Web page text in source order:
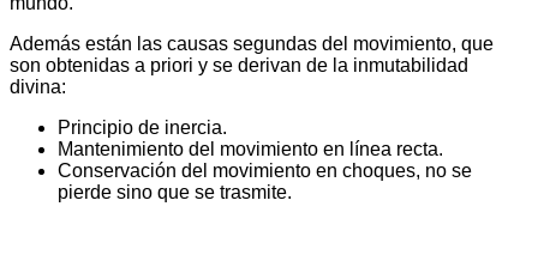
Además están las causas segundas del movimiento, que
son obtenidas a priori y se derivan de la inmutabilidad
divina:
Principio de inercia.
Mantenimiento del movimiento en línea recta.
Conservación del movimiento en choques, no se
pierde sino que se trasmite.